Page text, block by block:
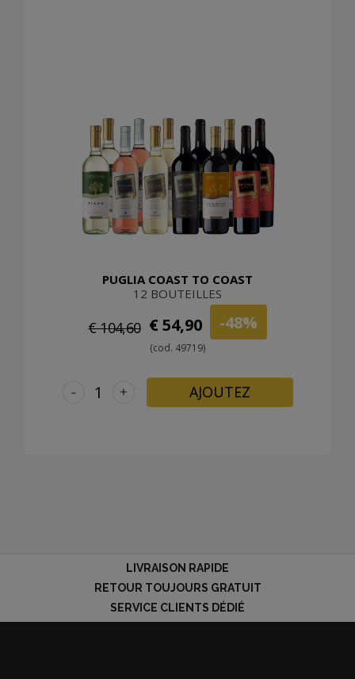
PUGLIA COAST TO COAST
12 BOUTEILLES
€ 104,60 € 54,90 -48%
(cod. 49719)
+
- AJOUTEZ
LIVRAISON RAPIDE
RETOUR TOUJOURS GRATUIT
SERVICE CLIENTS DÉDIÉ